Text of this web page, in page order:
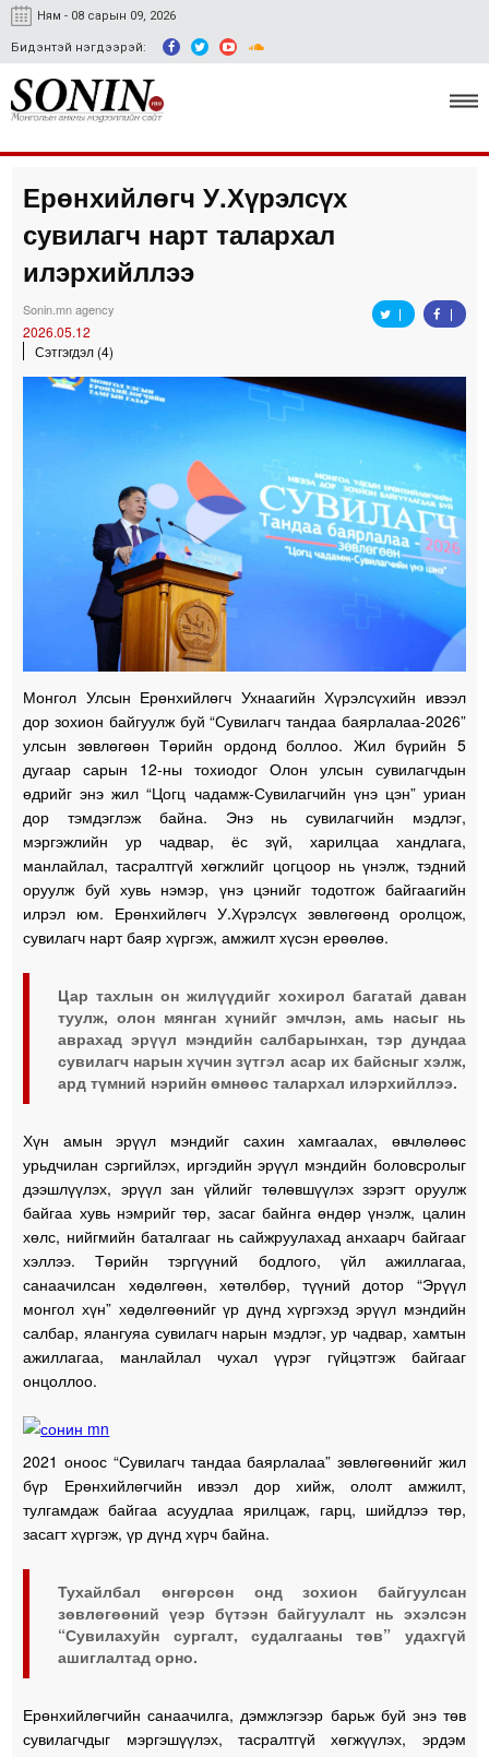
Ням - 08 сарын 09, 2026
Бидэнтэй нэгдээрэй:
Улс төр, эдийн засаг
Гэмт хэрэг
Easy news
Ерөнхийлөгч У.Хүрэлсүх
сувилагч нарт талархал
илэрхийллээ
Sonin.mn agency
2026.05.12
Сэтгэгдэл (4)
Монгол Улсын Ерөнхийлөгч Ухнаагийн Хүрэлсүхийн ивээл
дор зохион байгуулж буй “Сувилагч тандаа баярлалаа-2026”
улсын зөвлөгөөн Төрийн ордонд боллоо. Жил бүрийн 5
дугаар сарын 12-ны тохиодог Олон улсын сувилагчдын
өдрийг энэ жил “Цогц чадамж-Сувилагчийн үнэ цэн” уриан
дор тэмдэглэж байна. Энэ нь сувилагчийн мэдлэг,
мэргэжлийн ур чадвар, ёс зүй, харилцаа хандлага,
манлайлал, тасралтгүй хөгжлийг цогцоор нь үнэлж, тэдний
оруулж буй хувь нэмэр, үнэ цэнийг тодотгож байгаагийн
илрэл юм. Ерөнхийлөгч У.Хүрэлсүх зөвлөгөөнд оролцож,
сувилагч нарт баяр хүргэж, амжилт хүсэн ерөөлөө.
Цар тахлын он жилүүдийг хохирол багатай даван
туулж, олон мянган хүнийг эмчлэн, амь насыг нь
аврахад эрүүл мэндийн салбарынхан, тэр дундаа
сувилагч нарын хүчин зүтгэл асар их байсныг хэлж,
ард түмний нэрийн өмнөөс талархал илэрхийллээ.
Хүн амын эрүүл мэндийг сахин хамгаалах, өвчлөлөөс
урьдчилан сэргийлэх, иргэдийн эрүүл мэндийн боловсролыг
дээшлүүлэх, эрүүл зан үйлийг төлөвшүүлэх зэрэгт оруулж
байгаа хувь нэмрийг төр, засаг байнга өндөр үнэлж, цалин
хөлс, нийгмийн баталгааг нь сайжруулахад анхаарч байгааг
хэллээ. Төрийн тэргүүний бодлого, үйл ажиллагаа,
санаачилсан хөдөлгөөн, хөтөлбөр, түүний дотор “Эрүүл
монгол хүн” хөдөлгөөнийг үр дүнд хүргэхэд эрүүл мэндийн
салбар, ялангуяа сувилагч нарын мэдлэг, ур чадвар, хамтын
ажиллагаа, манлайлал чухал үүрэг гүйцэтгэж байгааг
онцоллоо.
2021 оноос “Сувилагч тандаа баярлалаа” зөвлөгөөнийг жил
бүр Ерөнхийлөгчийн ивээл дор хийж, ололт амжилт,
тулгамдаж байгаа асуудлаа ярилцаж, гарц, шийдлээ төр,
засагт хүргэж, үр дүнд хүрч байна.
Тухайлбал өнгөрсөн онд зохион байгуулсан
зөвлөгөөний үеэр бүтээн байгуулалт нь эхэлсэн
“Сувилахуйн сургалт, судалгааны төв” удахгүй
ашиглалтад орно.
Ерөнхийлөгчийн санаачилга, дэмжлэгээр барьж буй энэ төв
сувилагчдыг мэргэшүүлэх, тасралтгүй хөгжүүлэх, эрдэм